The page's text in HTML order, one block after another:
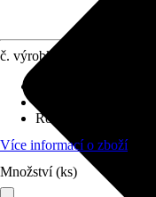
č. výrobku
Rozměry (ŠxVxH)
Více informací o zboží
Množství (ks)